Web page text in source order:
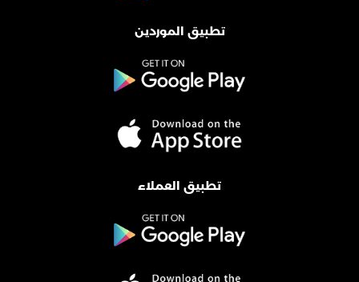
تطبيق الموردين
تطبيق العملاء